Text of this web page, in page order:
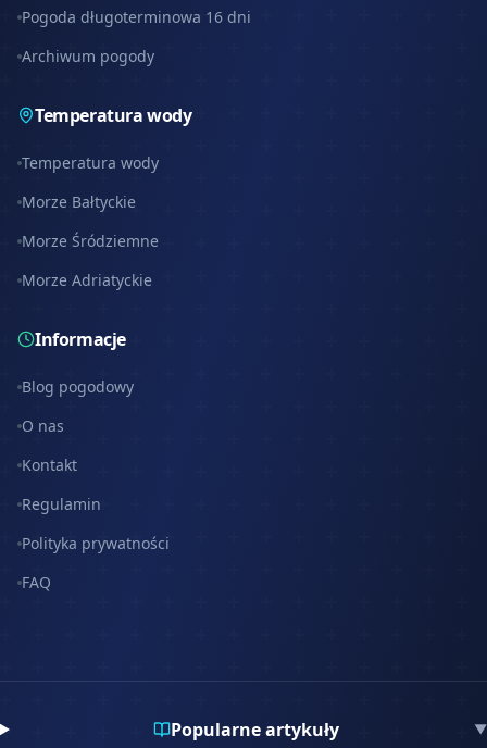
Pogoda długoterminowa 16 dni
Archiwum pogody
Temperatura wody
Temperatura wody
Morze Bałtyckie
Morze Śródziemne
Morze Adriatyckie
Informacje
Blog pogodowy
O nas
Kontakt
Regulamin
Polityka prywatności
FAQ
Popularne artykuły ▼